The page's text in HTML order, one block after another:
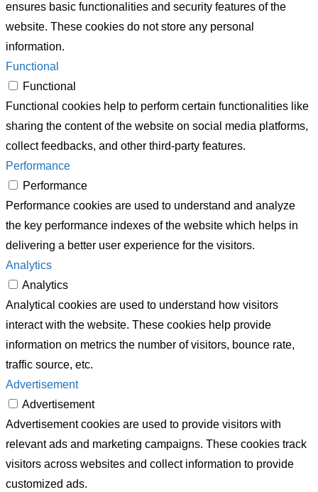
ensures basic functionalities and security features of the
website. These cookies do not store any personal
information.
Functional
Functional
Functional cookies help to perform certain functionalities like
sharing the content of the website on social media platforms,
collect feedbacks, and other third-party features.
Performance
Performance
Performance cookies are used to understand and analyze
the key performance indexes of the website which helps in
delivering a better user experience for the visitors.
Analytics
Analytics
Analytical cookies are used to understand how visitors
interact with the website. These cookies help provide
information on metrics the number of visitors, bounce rate,
traffic source, etc.
Advertisement
Advertisement
Advertisement cookies are used to provide visitors with
relevant ads and marketing campaigns. These cookies track
visitors across websites and collect information to provide
customized ads.